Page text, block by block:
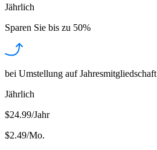
Jährlich
Sparen Sie bis zu 50%
bei Umstellung auf Jahresmitgliedschaft
Jährlich
$24.99/Jahr
$2.49/Mo.